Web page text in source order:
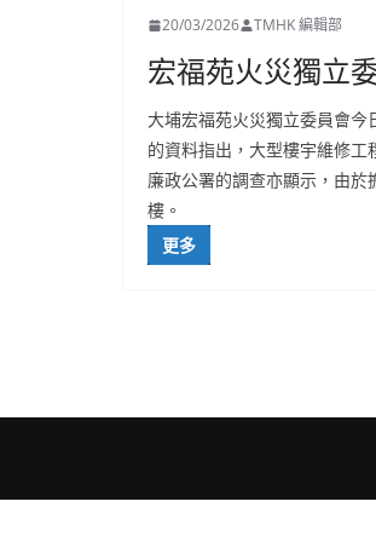
20/03/2026 TMHK 編輯部
宏福苑火災獨立
大埔宏福苑火災獨立委員會
的資料指出，大型樓宇維修
廉政公署的調查亦顯示，由
樓。
更多